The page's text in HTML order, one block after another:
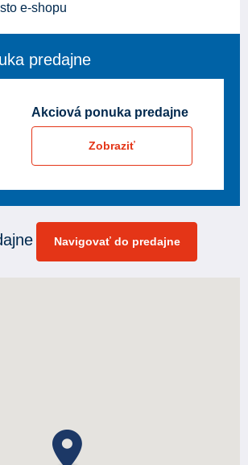
e-shopu
predajne
Akciová ponuka predajne
Zobraziť
Navigovať do predajne